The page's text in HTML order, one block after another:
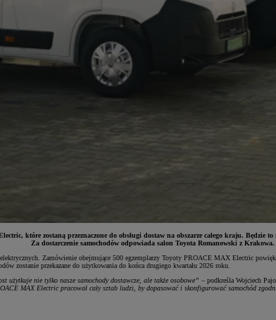
które zostaną przeznaczone do obsługi dostaw na obszarze całego kraju. Będzie
Za dostarczenie samochodów odpowiada salon Toyota Romanowski z Krakowa.
Zamówienie obejmujące 500 egzemplarzy Toyoty PROACE MAX Electric
zostanie przekazane do użytkowania do końca drugiego kwartału 2026 roku.
użytkuje nie tylko nasze samochody dostawcze, ale także osobowe” – podkreśla Wojciech
MAX Electric pracował cały sztab ludzi, by dopasować i skonfigurować samochód